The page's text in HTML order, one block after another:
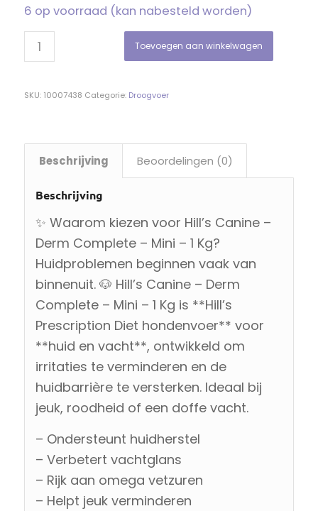
6 op voorraad (kan nabesteld worden)
Toevoegen aan winkelwagen
SKU: 10007438 Categorie: Droogvoer
Beschrijving Beoordelingen (0)
Beschrijving
✨ Waarom kiezen voor Hill’s Canine –
Derm Complete – Mini – 1 Kg?
Huidproblemen beginnen vaak van
binnenuit. 🐶 Hill’s Canine – Derm
Complete – Mini – 1 Kg is **Hill’s
Prescription Diet hondenvoer** voor
**huid en vacht**, ontwikkeld om
irritaties te verminderen en de
huidbarrière te versterken. Ideaal bij
jeuk, roodheid of een doffe vacht.
– Ondersteunt huidherstel
– Verbetert vachtglans
– Rijk aan omega vetzuren
– Helpt jeuk verminderen